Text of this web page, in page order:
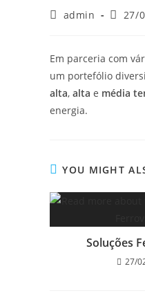
admin 27/
Em parceria com
um portefólio
alta, alta e média
energia.
YOU MIGHT
Soluções
27/